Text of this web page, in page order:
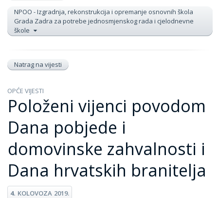
NPOO - Izgradnja, rekonstrukcija i opremanje osnovnih škola
Grada Zadra za potrebe jednosmjenskog rada i cjelodnevne
škole
Natrag na vijesti
OPĆE VIJESTI
Položeni vijenci povodom
Dana pobjede i
domovinske zahvalnosti i
Dana hrvatskih branitelja
4. KOLOVOZA 2019.